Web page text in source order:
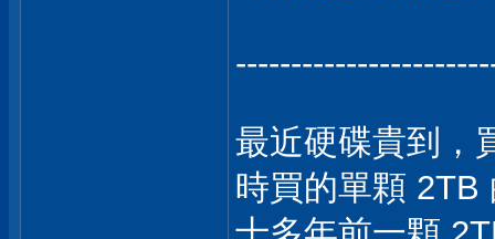
最近硬碟貴到，
時買的單顆 2TB